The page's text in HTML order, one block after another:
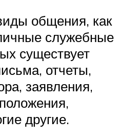
общения, как
служебные
существует
отчеты,
заявления,
другие.